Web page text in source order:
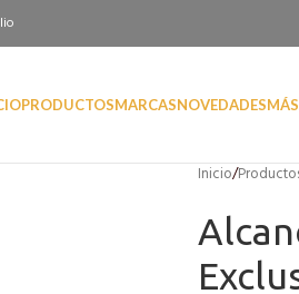
PRODUCTOSMARCASNOVEDADES
Inicio/